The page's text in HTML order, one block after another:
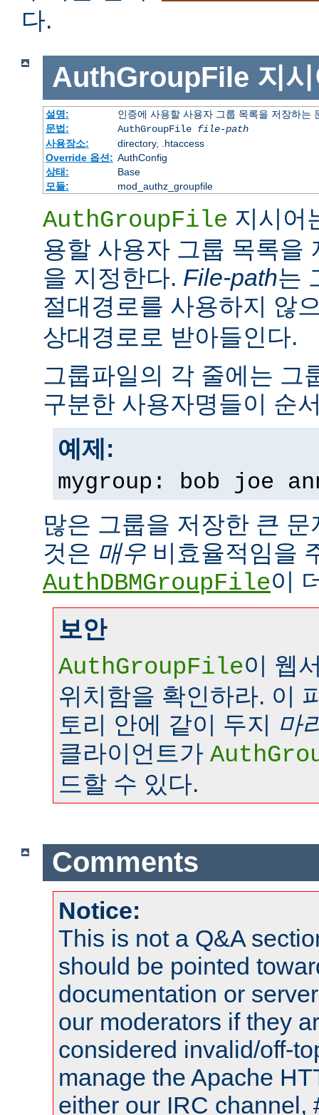
다.
AuthGroupFile 지
설명:
인증에 사용할 사용자 그룹 목록을 저장하는
문법:
AuthGroupFile file-path
사용장소:
directory, .htaccess
Override 옵션: AuthConfig
상태:
Base
모듈:
mod_authz_groupfile
AuthGroupFile 지시어
용할 사용자 그룹 목록을
을 지정한다. File-path는
절대경로를 사용하지 않
상대경로로 받아들인다.
그룹파일의 각 줄에는 그
구분한 사용자명들이 순
예제:
mygroup: bob joe
많은 그룹을 저장한 큰
것은 매우 비효율적임을
AuthDBMGroupFile이
보안
AuthGroupFile이 웹
위치함을 확인하라. 이
토리 안에 같이 두지 마
클라이언트가
드할 수 있다.
Comments
Notice:
This is not a Q&A
should be pointed
documentation or
our moderators if they
considered invalid/off-
manage the Apache
either our IRC channel,